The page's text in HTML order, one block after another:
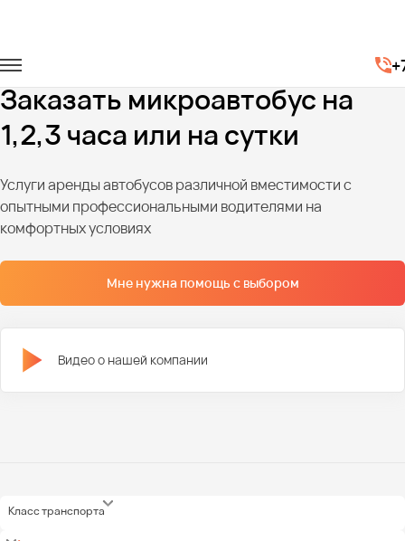
Аренда микроавтобуса по часам
Заказать микроавтобус на
1,2,3 часа или на сутки
Услуги аренды автобусов различной вместимости с
опытными профессиональными водителями на
комфортных условиях
Мне нужна помощь с выбором
Видео о нашей компании
Класс транспорта